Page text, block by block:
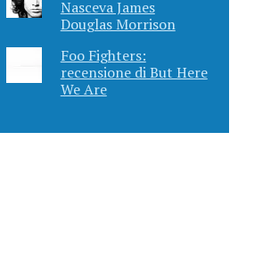
Nasceva James
Douglas Morrison
Foo Fighters:
recensione di But Here
We Are